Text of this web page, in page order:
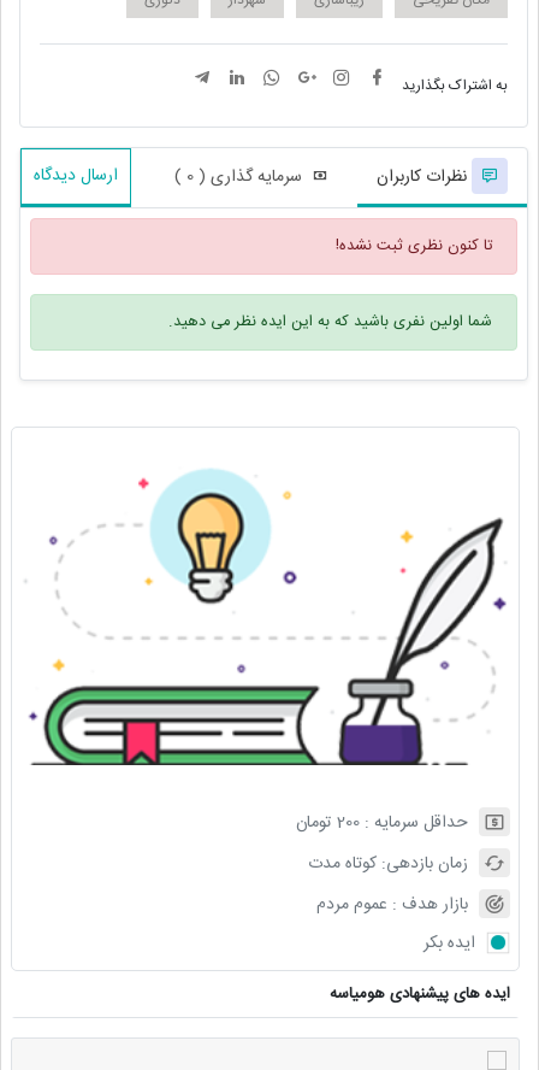
حداقل سرمایه :200 تومان
زمان بازدهی:کوتاه مدت
بازار هدف : عموم مردم
ایده بکر
ایده های پیشنهادی هومیاسه
به اشتراک بگذارید
نظرات کاربران سرمایه گذاری ( 0 ) ارسال دیدگاه
تا کنون نظری ثبت نشده!
شما اولین نفری باشید که به این ایده نظر می دهید.